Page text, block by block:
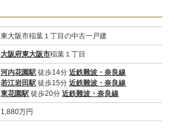
東大阪市稲葉１丁目の中古一戸建
大阪府東大阪市稲葉１丁目
河内花園駅 徒歩14分近鉄難波・奈良線
若江岩田駅 徒歩15分近鉄難波・奈良線
東花園駅 徒歩20分近鉄難波・奈良線
1,880万円